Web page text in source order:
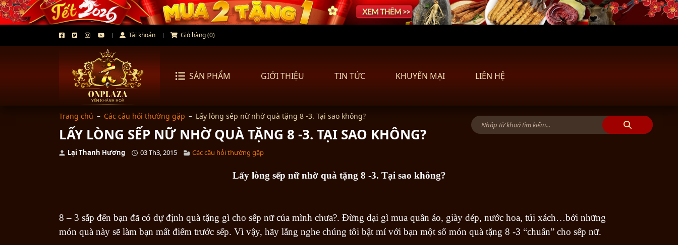
Tài khoản Giỏ hàng (0)
SẢN PHẨM GIỚI THIỆU TIN TỨC KHUYẾN MẠI LIÊN HỆ
Trang chủ – Các câu hỏi thường gặp – Lấy lòng sếp nữ nhờ quà tặng 8 -3. Tại sao không?
LẤY LÒNG SẾP NỮ NHỜ QUÀ TẶNG 8 -3. TẠI SAO KHÔNG?
Lại Thanh Hương 03 Th3, 2015 Các câu hỏi thường gặp
Lấy lòng sếp nữ nhờ quà tặng 8 -3. Tại sao không?
8 – 3 sắp đến bạn đã có dự định quà tặng gì cho sếp nữ của mình chưa?. Đừng dại gì mua quần áo, giày dép, nước hoa, túi xách…bởi những
món quà này sẽ làm bạn mất điểm trước sếp. Vì vậy, hãy lắng nghe chúng tôi bật mí với bạn một số món quà tặng 8 -3 “chuẩn” cho sếp nữ.